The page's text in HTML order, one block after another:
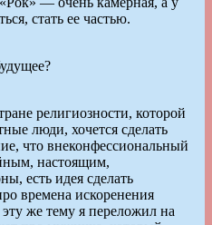
стать ее частью.
религиозности, которой
люди, хочется сделать
что внеконфессиональный
настоящим,
есть идея сделать
времена искоренения
же тему я переложил на